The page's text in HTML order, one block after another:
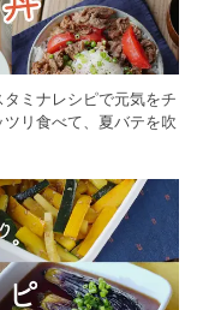
ミナレシピで元気をチ
リ食べて、夏バテを吹